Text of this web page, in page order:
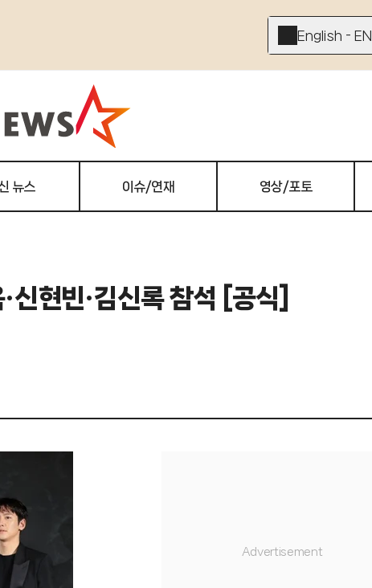
English - EN
뉴스 이슈/연재 영상/포토
현빈·김신록 참석 [공식]